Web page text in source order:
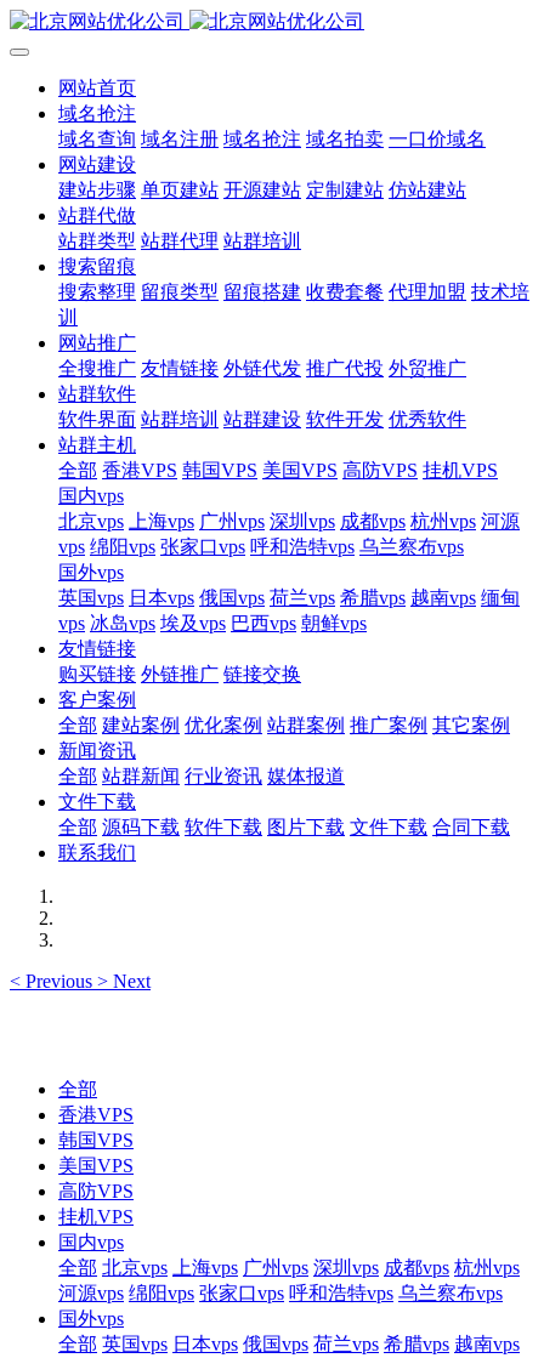
网站首页
域名抢注
域名查询 域名注册 域名抢注 域名拍卖 一口价域名
网站建设
建站步骤 单页建站 开源建站 定制建站 仿站建站
站群代做
站群类型 站群代理 站群培训
搜索留痕
搜索整理 留痕类型 留痕搭建 收费套餐 代理加盟 技术培
训
网站推广
全搜推广 友情链接 外链代发 推广代投 外贸推广
站群软件
软件界面 站群培训 站群建设 软件开发 优秀软件
站群主机
全部 香港VPS 韩国VPS 美国VPS 高防VPS 挂机VPS
国内vps
北京vps
上海vps 广州vps 深圳vps 成都vps 杭州vps 河源
vps 绵阳vps 张家口vps 呼和浩特vps 乌兰察布vps
国外vps
英国vps 日本vps 俄国vps 荷兰vps 希腊vps 越南vps 缅甸
vps 冰岛vps 埃及vps 巴西vps 朝鲜vps
友情链接
购买链接 外链推广 链接交换
客户案例
全部 建站案例 优化案例 站群案例 推广案例 其它案例
新闻资讯
全部 站群新闻 行业资讯 媒体报道
文件下载
全部 源码下载 软件下载 图片下载 文件下载 合同下载
联系我们
< Previous > Next
全部
香港VPS
韩国VPS
美国VPS
高防VPS
挂机VPS
国内vps
全部 北京vps 上海vps 广州vps 深圳vps 成都vps 杭州vps
河源vps 绵阳vps 张家口vps 呼和浩特vps 乌兰察布vps
国外vps
全部 英国vps 日本vps 俄国vps 荷兰vps 希腊vps 越南vps